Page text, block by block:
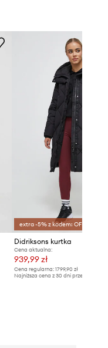
extra -5% z kodem: OFF*
Didriksons kurtka
Cena aktualna:
939,99 zł
Cena regularna: 1799,90 zł
Najniższa cena z 30 dni przed obniżką: